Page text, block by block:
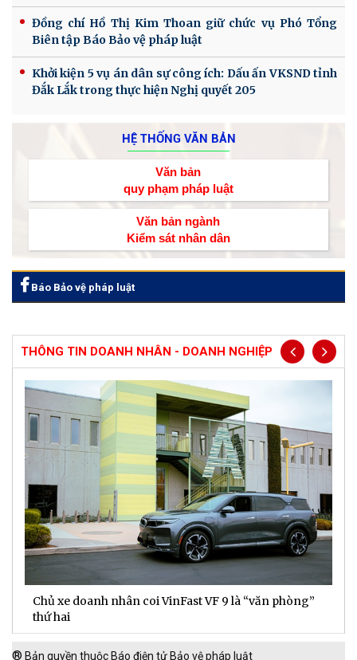
Đồng chí Hồ Thị Kim Thoan giữ chức vụ Phó Tổng
Biên tập Báo Bảo vệ pháp luật
Khởi kiện 5 vụ án dân sự công ích: Dấu ấn VKSND tỉnh
Đắk Lắk trong thực hiện Nghị quyết 205
HỆ THỐNG VĂN BẢN
Văn bản
quy phạm pháp luật
Văn bản ngành
Kiểm sát nhân dân
Báo Bảo vệ pháp luật
THÔNG TIN DOANH NHÂN - DOANH NGHIỆP
Chủ xe doanh nhân coi VinFast VF 9 là “văn phòng”
thứ hai
® Bản quyền thuộc Báo điện tử Bảo vệ pháp luật